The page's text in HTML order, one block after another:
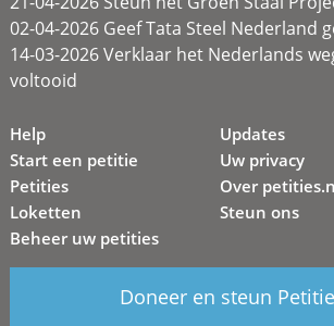
02-04-2026 Geef Tata Steel Nederland
14-03-2026 Verklaar het Nederlands
voltooid
Help
Start een petitie
Petities
Loketten
Beheer uw petities
Updates
Uw privacy
Over
Steun ons
Doneer en steun